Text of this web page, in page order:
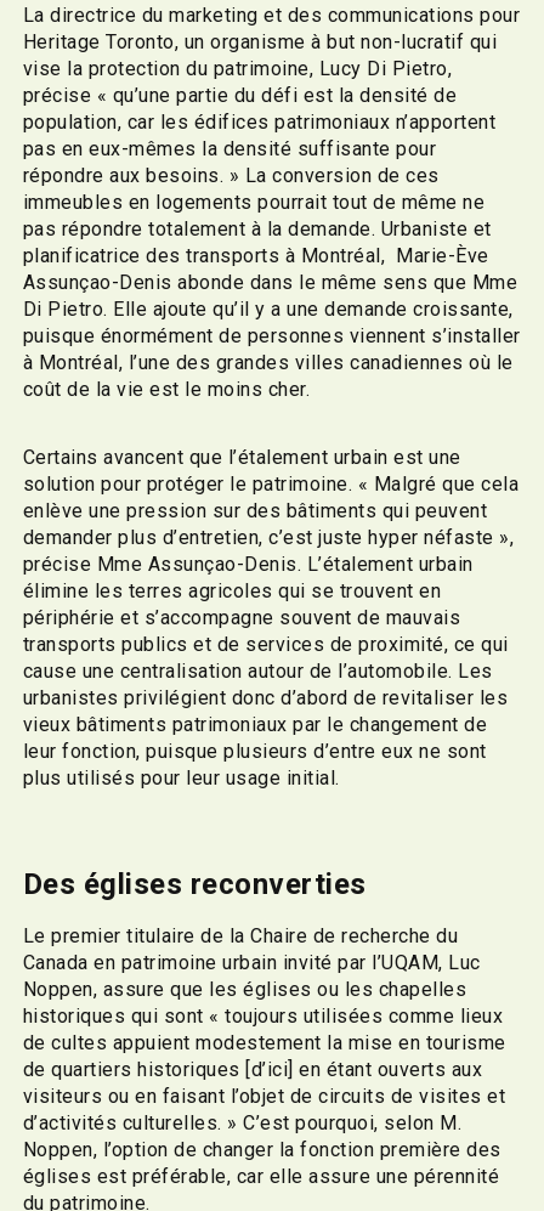
La directrice du marketing et des communications pour
Heritage Toronto, un organisme à but non-lucratif qui
vise la protection du patrimoine, Lucy Di Pietro,
précise « qu’une partie du défi est la densité de
population, car les édifices patrimoniaux n’apportent
pas en eux-mêmes la densité suffisante pour
répondre aux besoins. » La conversion de ces
immeubles en logements pourrait tout de même ne
pas répondre totalement à la demande. Urbaniste et
planificatrice des transports à Montréal, Marie-Ève
Assunçao-Denis abonde dans le même sens que Mme
Di Pietro. Elle ajoute qu’il y a une demande croissante,
puisque énormément de personnes viennent s’installer
à Montréal, l’une des grandes villes canadiennes où le
coût de la vie est le moins cher.
Certains avancent que l’étalement urbain est une
solution pour protéger le patrimoine. « Malgré que cela
enlève une pression sur des bâtiments qui peuvent
demander plus d’entretien, c’est juste hyper néfaste »,
précise Mme Assunçao-Denis. L’étalement urbain
élimine les terres agricoles qui se trouvent en
périphérie et s’accompagne souvent de mauvais
transports publics et de services de proximité, ce qui
cause une centralisation autour de l’automobile. Les
urbanistes privilégient donc d’abord de revitaliser les
vieux bâtiments patrimoniaux par le changement de
leur fonction, puisque plusieurs d’entre eux ne sont
plus utilisés pour leur usage initial.
Des églises reconverties
Le premier titulaire de la Chaire de recherche du
Canada en patrimoine urbain invité par l’UQAM, Luc
Noppen, assure que les églises ou les chapelles
historiques qui sont « toujours utilisées comme lieux
de cultes appuient modestement la mise en tourisme
de quartiers historiques [d’ici] en étant ouverts aux
visiteurs ou en faisant l’objet de circuits de visites et
d’activités culturelles. » C’est pourquoi, selon M.
Noppen, l’option de changer la fonction première des
églises est préférable, car elle assure une pérennité
du patrimoine.